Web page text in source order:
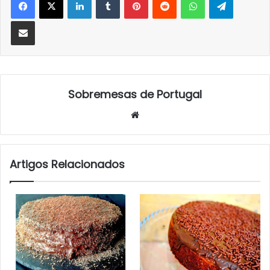
Partilhar Via Email
Sobremesas de Portugal
Artigos Relacionados